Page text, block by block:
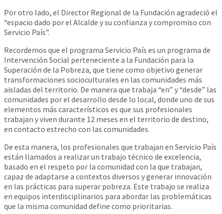
Por otro lado, el Director Regional de la Fundación agradeció el
“espacio dado por el Alcalde y su confianza y compromiso con
Servicio País”.
Recordemos que el programa Servicio País es un programa de
Intervención Social perteneciente a la Fundación para la
Superación de la Pobreza, que tiene como objetivo generar
transformaciones socioculturales en las comunidades más
aisladas del territorio. De manera que trabaja “en” y “desde” las
comunidades por el desarrollo desde lo local, donde uno de sus
elementos más característicos es que sus profesionales
trabajan y viven durante 12 meses en el territorio de destino,
en contacto estrecho con las comunidades.
De esta manera, los profesionales que trabajan en Servicio País
están llamados a realizar un trabajo técnico de excelencia,
basado en el respeto por la comunidad con la que trabajan,
capaz de adaptarse a contextos diversos y generar innovación
en las prácticas para superar pobreza. Este trabajo se realiza
en equipos interdisciplinarios para abordar las problemáticas
que la misma comunidad define como prioritarias.